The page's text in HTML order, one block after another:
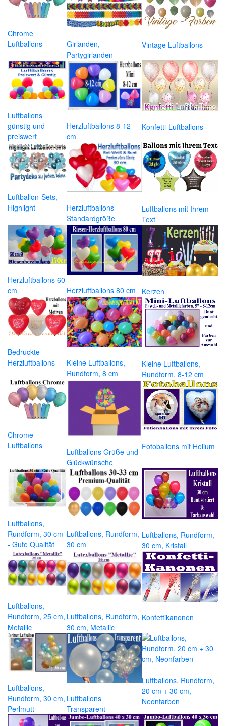
Chrome
Luftballons
Girlanden,
Partygirlanden
Vintage Luftballons
Luftballons
günstig und
preiswert
Herzluftballons 8-12
cm
Konfetti-Luftballons
Luftballon-Sets,
Highlight
Herzluftballons
Standardgröße
Luftballons mit Ihrem
Text
Herzluftballons 60
cm
Herzluftballons 80 cm Kerzen
Bedruckte
Herzluftballons
Kleine Luftballons,
Rundform, 8 cm
Kleine Luftballons,
Rundform, 8-12 cm
Chrome
Luftballons
Luftballons Grüße und
Glückwünsche
Fotoballons mit Helium
Luftballons,
Rundform, 30 cm
- Gute Qualität
Luftballons, Rundform,
30 cm
Luftballons, Rundform,
30 cm, Kristall
Luftballons,
Rundform, 25 cm,
Metallic
Luftballons, Rundform,
30 cm, Metallic
Konfettikanonen
Luftballons,
Rundform, 30 cm,
Perlmutt
Luftballons
Transparent
Luftballons, Rundform,
20 cm + 30 cm,
Neonfarben